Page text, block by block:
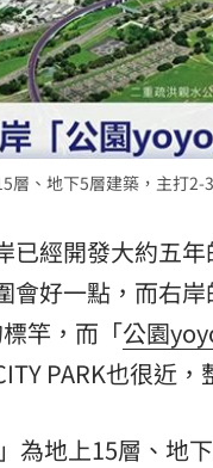
層、地下5層建築，主打
已經開發大約五
會好一點，而右
竿，而「公園
PARK也很近
為地上15層、地